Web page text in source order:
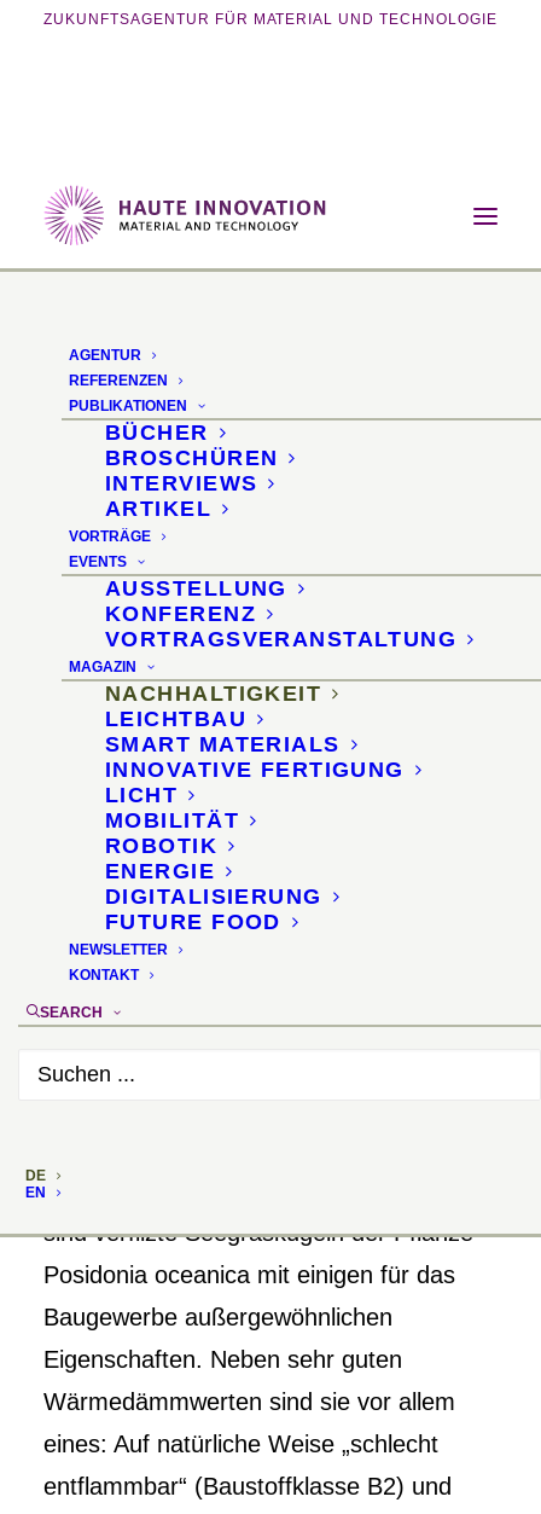
ZUKUNFTSAGENTUR FÜR MATERIAL UND TECHNOLOGIE
AGENTUR
REFERENZEN
PUBLIKATIONEN
BÜCHER
BROSCHÜREN
INTERVIEWS
ARTIKEL
VORTRÄGE
EVENTS
AUSSTELLUNG
KONFERENZ
VORTRAGSVERANSTALTUNG
MAGAZIN
NACHHALTIGKEIT
LEICHTBAU
SMART MATERIALS
INNOVATIVE FERTIGUNG
LICHT
MOBILITÄT
ROBOTIK
ENERGIE
DIGITALISIERUNG
FUTURE FOOD
NEWSLETTER
KONTAKT
SEARCH
DE
EN
Home Magazin
Nachhaltigkeit
Neptunbälle – Wärmedämmung aus dem Meer
Neptunbälle
Wärmedämmung aus
dem Meer
17. Juli 2010
Tunesiens und auf Sizilien. Neptunbälle
sind verfilzte Seegraskugeln der Pflanze
Posidonia oceanica mit einigen für das
Baugewerbe außergewöhnlichen
Eigenschaften. Neben sehr guten
Wärmedämmwerten sind sie vor allem
eines: Auf natürliche Weise „schlecht
entflammbar“ (Baustoffklasse B2) und